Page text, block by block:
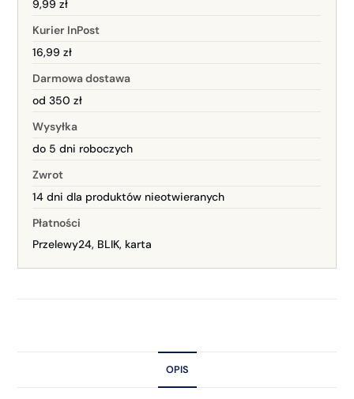
9,99 zł
Kurier InPost
16,99 zł
Darmowa dostawa
od 350 zł
Wysyłka
do 5 dni roboczych
Zwrot
14 dni dla produktów nieotwieranych
Płatności
Przelewy24, BLIK, karta
OPIS